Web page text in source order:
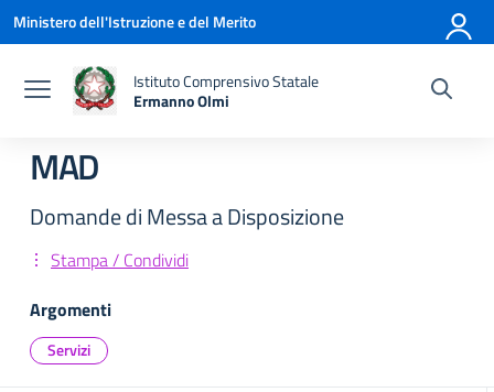
Vai ai contenuti
Vai al menu di navigazione
Vai al footer
Ministero dell'Istruzione e del Merito
Istituto Comprensivo Statale
Ermanno Olmi
MAD
Domande di Messa a Disposizione
Stampa / Condividi
Argomenti
Servizi